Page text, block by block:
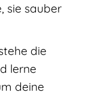
sie sauber
die
lerne
deine